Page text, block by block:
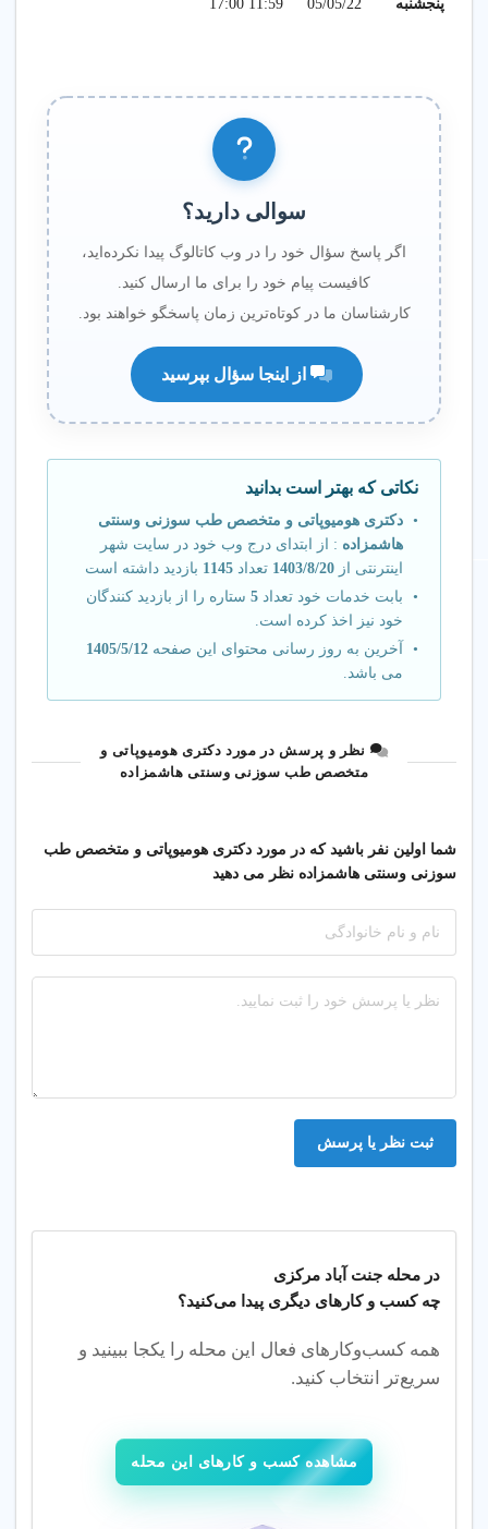
✔ بیماری‌های تنفسی
✔ بیماری‌های زنان و مردان
✔ بیماری‌های دوران
سالمندی
🌍 عضویت‌های
بین‌المللی
پاکستان
✔ عضو انجمن رسمی طب
کره
✔ عضو انجمن رسمی طب
گیاهی دارویی هند، پاکستان،
چین و تبت
مرکز
یکشنبه تا
با تعیین وقت قبلی
از ساعت ۱۴ الی
سبک زندگی
سالم و سلامت
پنجشنبه 05/05/22
11:59 17:00
سوالی دارید؟
اگر پاسخ سؤال خود را در وب کاتالوگ پیدا نکرده‌اید،
کافیست پیام خود را برای ما ارسال کنید.
کارشناسان ما در کوتاه‌ترین زمان پاسخگو خواهند بود.
نکاتی که بهتر است بدانید
دکتری هومیوپاتی و متخصص طب سوزنی وسنتی
هاشمزاده : از ابتدای درج وب خود در سایت شهر
اینترنتی از 1403/8/20 تعداد 1145 بازدید داشته است
بابت خدمات خود تعداد 5 ستاره را از بازدید کنندگان
خود نیز اخذ کرده است.
آخرین به روز رسانی محتوای این صفحه 1405/5/12
می باشد.
نظر و پرسش در مورد دکتری هومیوپاتی و
متخصص طب سوزنی وسنتی هاشمزاده
شما اولین نفر باشید که در مورد دکتری هومیوپاتی و متخصص طب
سوزنی وسنتی هاشمزاده نظر می دهید
ثبت نظر یا پرسش
در محله جنت آباد مرکزی
چه کسب‌ و کارهای دیگری پیدا می‌کنید؟
همه کسب‌وکارهای فعال این محله را یکجا ببینید و
سریع‌تر انتخاب کنید.
مشاهده کسب و کارهای این محله